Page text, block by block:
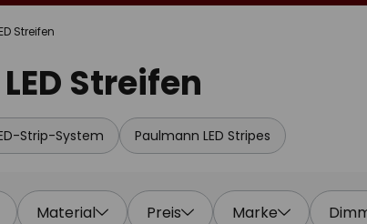
Streifen
Streifen
Strip-System Paulmann LED Stripes
Material Preis Marke